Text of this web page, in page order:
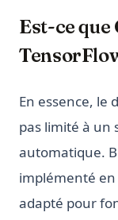
Est-ce
En essence, le
pas limité à un
automatique.
implémenté
adapté pour